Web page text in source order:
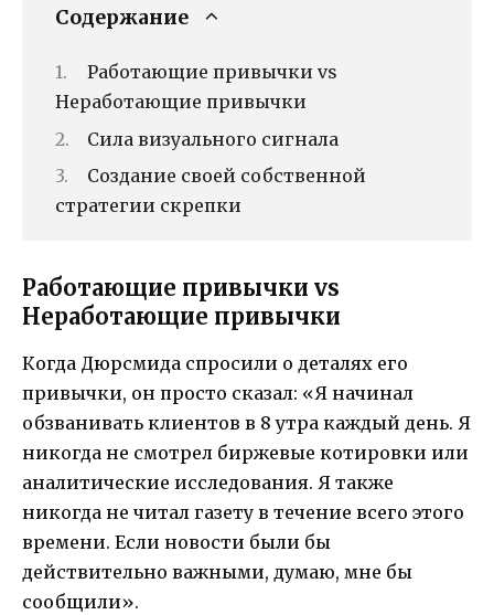
Содержание
Работающие привычки vs
Неработающие привычки
Сила визуального сигнала
Создание своей собственной
стратегии скрепки
Работающие привычки vs
Неработающие привычки
Когда Дюрсмида спросили о деталях его
привычки, он просто сказал: «Я начинал
обзванивать клиентов в 8 утра каждый день. Я
никогда не смотрел биржевые котировки или
аналитические исследования. Я также
никогда не читал газету в течение всего этого
времени. Если новости были бы
действительно важными, думаю, мне бы
сообщили».